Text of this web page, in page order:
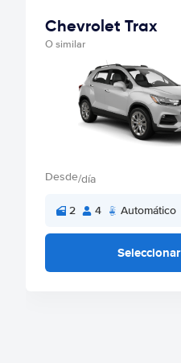
Chevrolet Trax
O similar
Desde/día
2 4 Automático
Seleccionar